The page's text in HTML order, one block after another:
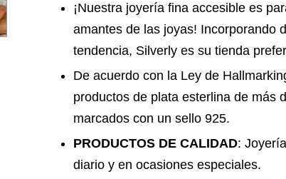
¡Nuestra joyería fina accesible es
amantes de las joyas! Incorporando
tendencia, Silverly es su tienda
De acuerdo con la Ley de
productos de plata esterlina de más
marcados con un sello 925.
PRODUCTOS DE CALIDAD:
diario y en ocasiones especiales.